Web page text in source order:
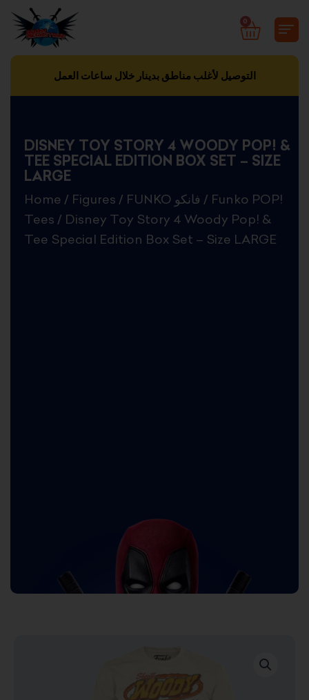
content
0
CART
التوصيل لأغلب مناطق بدينار خلال ساعات العمل
DISNEY TOY STORY 4 WOODY POP! &
TEE SPECIAL EDITION BOX SET – SIZE
LARGE
Home / Figures / FUNKO فانكو / Funko POP!
Tees / Disney Toy Story 4 Woody Pop! &
Tee Special Edition Box Set – Size LARGE